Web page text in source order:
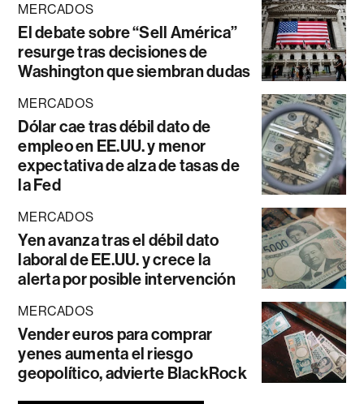
MERCADOS
El debate sobre “Sell América”
resurge tras decisiones de
Washington que siembran dudas
MERCADOS
Dólar cae tras débil dato de
empleo en EE.UU. y menor
expectativa de alza de tasas de
la Fed
MERCADOS
Yen avanza tras el débil dato
laboral de EE.UU. y crece la
alerta por posible intervención
MERCADOS
Vender euros para comprar
yenes aumenta el riesgo
geopolítico, advierte BlackRock